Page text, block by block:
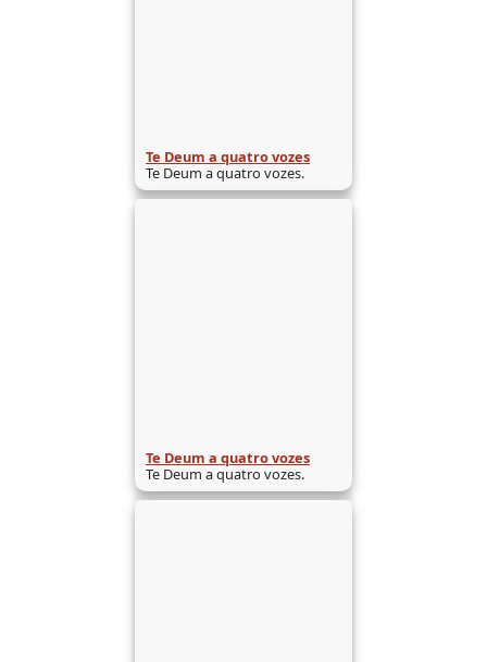
Te Deum a quatro vozes
Te Deum a quatro vozes.
Te Deum a quatro vozes
Te Deum a quatro vozes.